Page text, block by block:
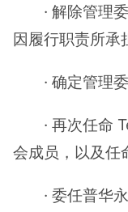
· 解除管理
因履行职责所承
· 确定管理
· 再次任命
会成员，以及任
· 委任普华